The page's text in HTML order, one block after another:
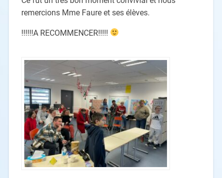
remercions Mme Faure et ses élèves.
!!!!!!A RECOMMENCER!!!!!